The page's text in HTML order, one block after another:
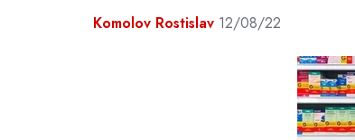
Komolov Rostislav 12/08/22